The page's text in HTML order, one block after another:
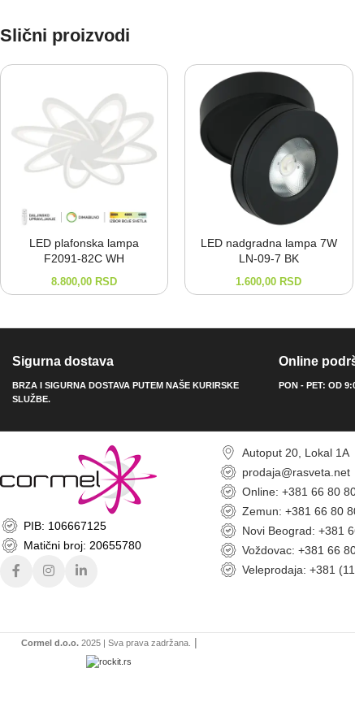
Slični proizvodi
LED plafonska lampa
F2091-⁠82C WH
8.800,00 RSD
LED nadgradna lampa 7W
LN-⁠09-⁠7 BK
1.600,00 RSD
Sigurna dostava
BRZA I SIGURNA DOSTAVA PUTEM NAŠE KURIRSKE
SLUŽBE.
Online
PON - PET: OD
PIB: 106667125
Matični broj: 20655780
Autoput 20, Lokal 1A
prodaja@rasveta.net
Online: +381 66 80
Zemun: +381 66 80
Novi Beograd: +381
Voždovac: +381 66
Veleprodaja: +381
Cormel d.o.o.2025 | Sva prava zadržana. |